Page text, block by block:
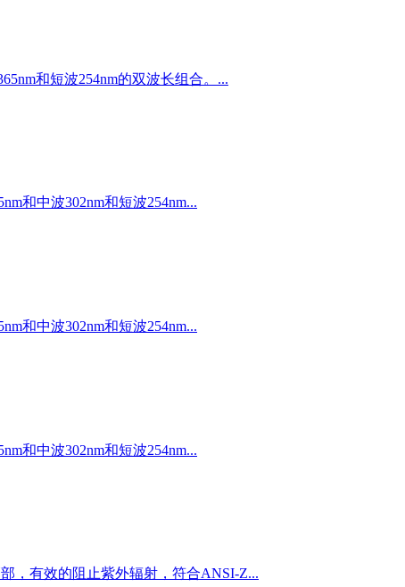
和短波254nm的双波长组合。...
和中波302nm和短波254nm...
和中波302nm和短波254nm...
和中波302nm和短波254nm...
，有效的阻止紫外辐射，符合ANSI-Z...